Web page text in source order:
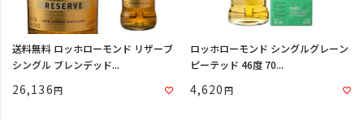
送料無料 ロッホローモンド リザーブ
シングル ブレンデッド...
26,136
ロッホローモンド シングルグレーン
ピーテッド 46度 70...
4,620